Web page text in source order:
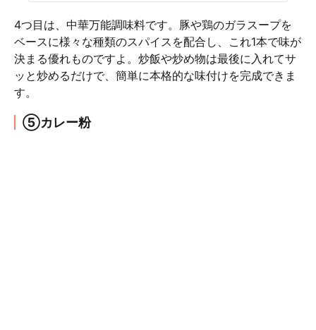
4つ目は、中華万能調味料です。豚や鶏のガラスープを
ベースに様々な種類のスパイスを配合し、これ1本で味が
決まる優れものですよ。炒飯や炒め物は最後に入れてサ
ッと炒めるだけで、簡単に本格的な味付けを完成できま
す。
⑤カレー粉